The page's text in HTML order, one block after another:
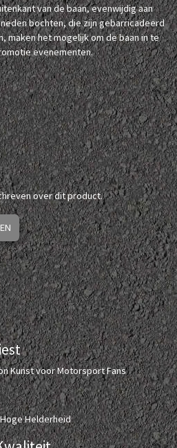
van de baan, evenwijdig aan
bochten, die zijn gebarricadeerd
maken het mogelijk om de baan in te
evenementen.
over dit product.
Kunst voor Motorsport Fans
Helderheid